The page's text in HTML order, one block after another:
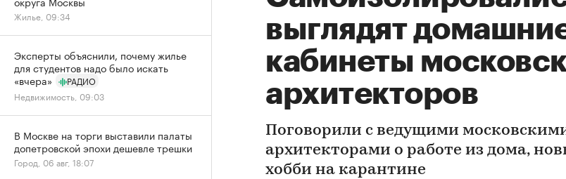
выглядят
кабинеты
архитекторов
Поговорили с ведущими
архитекторами о работе из дома,
хобби на карантине
Жилье, 09:34
Эксперты объяснили, почему жилье
для студентов надо было искать
«вчера»
РАДИО
Недвижимость, 09:03
В Москве на торги выставили палаты
допетровской эпохи дешевле трешки
Город, 06 авг, 18:07